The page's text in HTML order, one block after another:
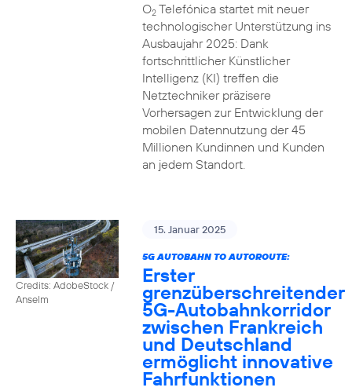
O2Telefónica startet mit neuer
technologischer Unterstützung ins
Ausbaujahr 2025: Dank
fortschrittlicher Künstlicher
Intelligenz (KI) treffen die
Netztechniker präzisere
Vorhersagen zur Entwicklung der
mobilen Datennutzung der 45
Millionen Kundinnen und Kunden
an jedem Standort.
Credits: AdobeStock /
Anselm
15. Januar 2025
5G AUTOBAHN TO AUTOROUTE:
Erster
grenzüberschreitender
5G-Autobahnkorridor
zwischen Frankreich
und Deutschland
ermöglicht innovative
Fahrfunktionen